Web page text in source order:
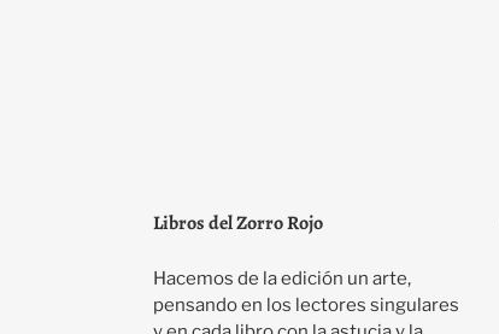
Libros del Zorro Rojo
Hacemos de la edición un arte,
pensando en los lectores singulares